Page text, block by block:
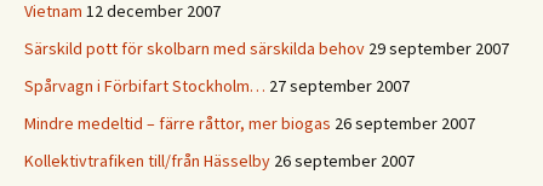
Vietnam 12 december 2007
Särskild pott för skolbarn med särskilda behov 29 september 2007
Spårvagn i Förbifart Stockholm… 27 september 2007
Mindre medeltid – färre råttor, mer biogas 26 september 2007
Kollektivtrafiken till/från Hässelby 26 september 2007